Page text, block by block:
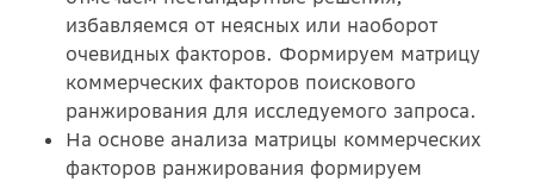
избавляемся от неясных или наоборот
очевидных факторов. Формируем матрицу
коммерческих факторов поискового
ранжирования для исследуемого запроса.
На основе анализа матрицы коммерческих
факторов ранжирования формируем